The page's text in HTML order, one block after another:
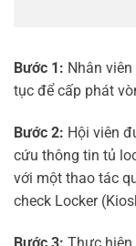
Bước 1: Nhân
tục để cấp phát
Bước 2: Hội viên
cứu thông tin tủ
với một thao tác
check Locker